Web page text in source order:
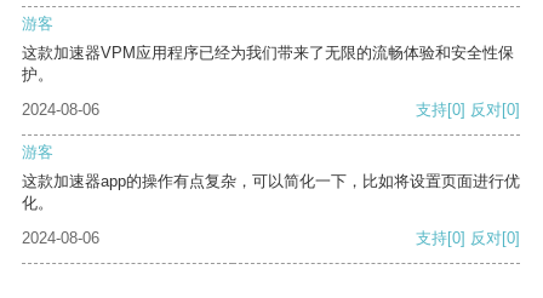
游客
这款加速器VPM应用程序已经为我们带来了无限的流畅体验和安全性保
护。
2024-08-06
支持[0] 反对[0]
游客
这款加速器app的操作有点复杂，可以简化一下，比如将设置页面进行优
化。
2024-08-06
支持[0] 反对[0]